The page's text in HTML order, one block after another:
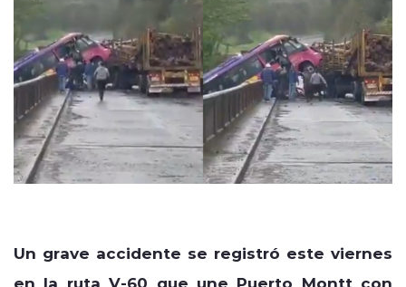
Un grave accidente se registró este viernes
en la ruta V-60 que une Puerto Montt con